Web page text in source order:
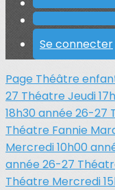
Se connecter
Page Théâtre
27 Théatre Jeudi
18h30 année 26-27
Théatre Fannie
Mercredi 10h00
année 26-27
Théatre Mercredi